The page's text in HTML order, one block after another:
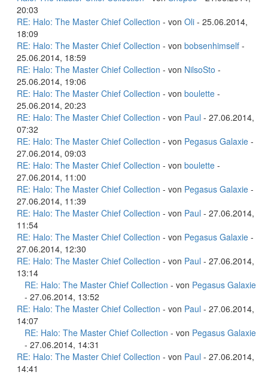
20:03
RE: Halo: The Master Chief Collection - von Oli - 25.06.2014,
18:09
RE: Halo: The Master Chief Collection - von bobsenhimself -
25.06.2014, 18:59
RE: Halo: The Master Chief Collection - von NilsoSto -
25.06.2014, 19:06
RE: Halo: The Master Chief Collection - von boulette -
25.06.2014, 20:23
RE: Halo: The Master Chief Collection - von Paul - 27.06.2014,
07:32
RE: Halo: The Master Chief Collection - von Pegasus Galaxie -
27.06.2014, 09:03
RE: Halo: The Master Chief Collection - von boulette -
27.06.2014, 11:00
RE: Halo: The Master Chief Collection - von Pegasus Galaxie -
27.06.2014, 11:39
RE: Halo: The Master Chief Collection - von Paul - 27.06.2014,
11:54
RE: Halo: The Master Chief Collection - von Pegasus Galaxie -
27.06.2014, 12:30
RE: Halo: The Master Chief Collection - von Paul - 27.06.2014,
13:14
RE: Halo: The Master Chief Collection - von Pegasus Galaxie
- 27.06.2014, 13:52
RE: Halo: The Master Chief Collection - von Paul - 27.06.2014,
14:07
RE: Halo: The Master Chief Collection - von Pegasus Galaxie
- 27.06.2014, 14:31
RE: Halo: The Master Chief Collection - von Paul - 27.06.2014,
14:41